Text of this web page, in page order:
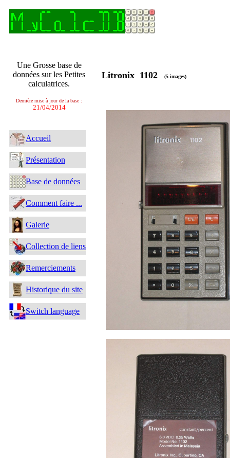
Une Grosse base de
données sur les Petites
calculatrices.
Dernière mise à jour de la base :
21/04/2014
Accueil
Présentation
Base de données
Comment faire ...
Galerie
Collection de liens
Remerciements
Historique du site
Switch language
Litronix 1102 (5 images)